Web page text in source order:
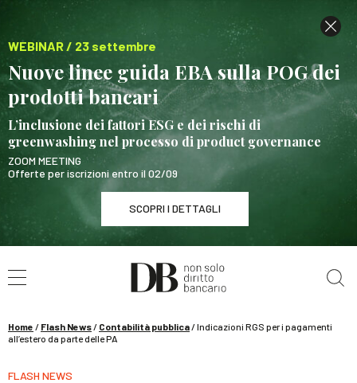
WEBINAR / 23 settembre
Nuove linee guida EBA sulla POG dei
prodotti bancari
L’inclusione dei fattori ESG e dei rischi di
greenwashing nel processo di product governance
ZOOM MEETING
Offerte per iscrizioni entro il 02/09
SCOPRI I DETTAGLI
WEBINAR / 23 settembre
Nuove linee guida EBA sulla POG dei prodotti
SCOPRI I DETTAGLI
Home / Flash News/ Contabilità pubblica/Indicazioni RGS per i pagamenti
all’estero da parte delle PA
FLASH NEWS